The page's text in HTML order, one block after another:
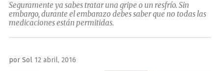
Seguramente ya sabes tratar una gripe o un resfrío. Sin
embargo, durante el embarazo debes saber que no todas las
medicaciones están permitidas.
por Sol Publicado
12 abril, 2016